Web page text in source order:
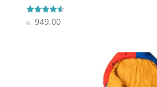
Vurderet
4.6
kr.949,00